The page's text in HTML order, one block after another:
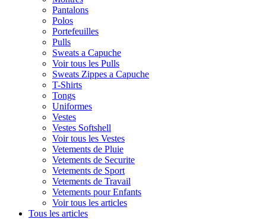
Pantalons
Polos
Portefeuilles
Pulls
Sweats a Capuche
Voir tous les Pulls
Sweats Zippes a Capuche
T-Shirts
Tongs
Uniformes
Vestes
Vestes Softshell
Voir tous les Vestes
Vetements de Pluie
Vetements de Securite
Vetements de Sport
Vetements de Travail
Vetements pour Enfants
Voir tous les articles
Tous les articles